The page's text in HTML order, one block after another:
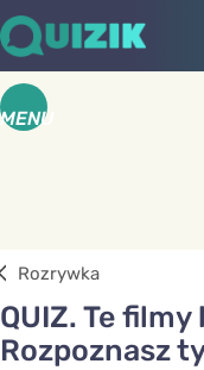
MENU
Rozrywka
QUIZ. Te filmy
Rozpoznasz